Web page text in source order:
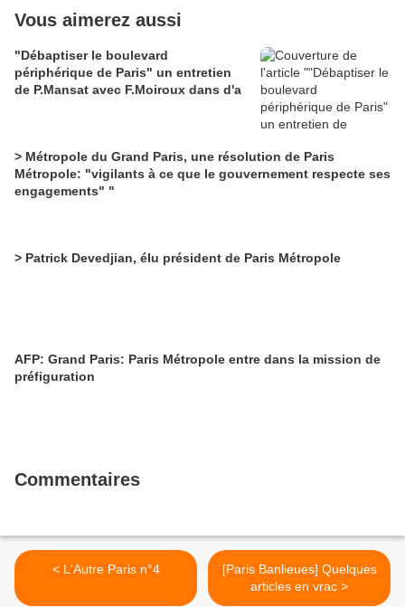
Vous aimerez aussi
"Débaptiser le boulevard
périphérique de Paris" un entretien
de P.Mansat avec F.Moiroux dans d'a
> Métropole du Grand Paris, une résolution de Paris
Métropole: "vigilants à ce que le gouvernement respecte ses
engagements" "
> Patrick Devedjian, élu président de Paris Métropole
AFP: Grand Paris: Paris Métropole entre dans la mission de
préfiguration
Commentaires
< L'Autre Paris n°4
[Paris Banlieues] Quelques
articles en vrac >